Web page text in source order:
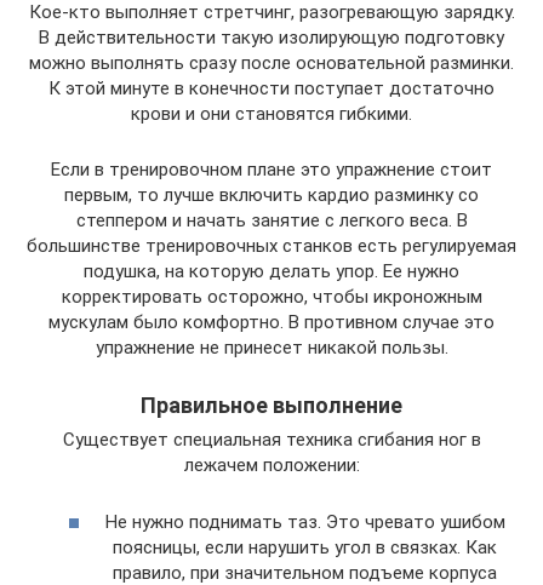
Кое-кто выполняет стретчинг, разогревающую зарядку.
В действительности такую изолирующую подготовку
можно выполнять сразу после основательной разминки.
К этой минуте в конечности поступает достаточно
крови и они становятся гибкими.
Если в тренировочном плане это упражнение стоит
первым, то лучше включить кардио разминку со
степпером и начать занятие с легкого веса. В
большинстве тренировочных станков есть регулируемая
подушка, на которую делать упор. Ее нужно
корректировать осторожно, чтобы икроножным
мускулам было комфортно. В противном случае это
упражнение не принесет никакой пользы.
Правильное выполнение
Существует специальная техника сгибания ног в
лежачем положении:
Не нужно поднимать таз. Это чревато ушибом
поясницы, если нарушить угол в связках. Как
правило, при значительном подъеме корпуса